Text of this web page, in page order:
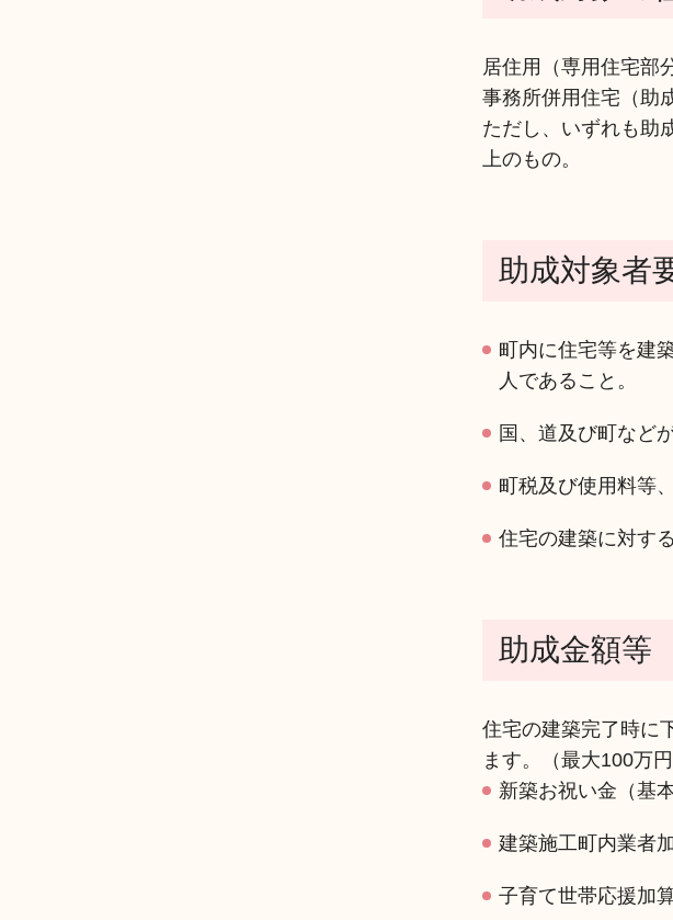
居住用（専用住宅部
事務所併用住宅（助
ただし、いずれも助
上のもの。
助成対象者
町内に住宅等を建
人であること。
国、道及び町など
町税及び使用料等
住宅の建築に対す
助成金額等
住宅の建築完了時に
ます。（最大100万円
新築お祝い金（基
建築施工町内業者
子育て世帯応援加